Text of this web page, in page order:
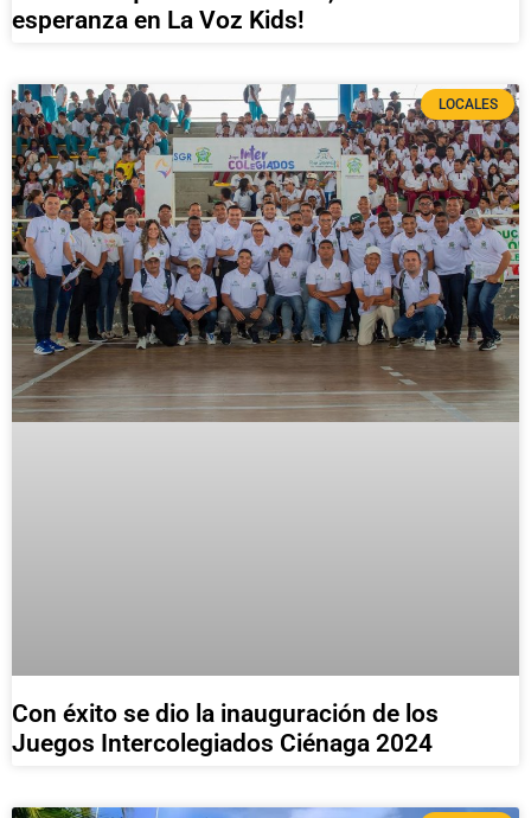
esperanza en La Voz Kids!
LOCALES
Con éxito se dio la inauguración de los
Juegos Intercolegiados Ciénaga 2024